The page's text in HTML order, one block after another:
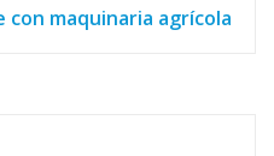
maquinaria agrícola